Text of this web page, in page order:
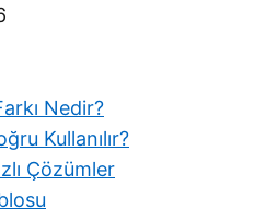
Nedir?
Kullanılır?
Çözümler